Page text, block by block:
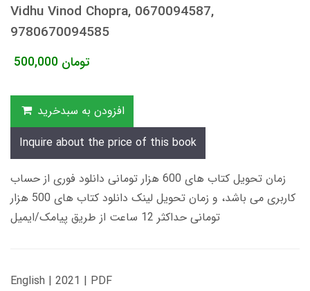
Vidhu Vinod Chopra, 0670094587,
9780670094585
500,000 تومان
افزودن به سبدخرید
Inquire about the price of this book
زمان تحویل کتاب های 600 هزار تومانی دانلود فوری از حساب
کاربری می باشد، و زمان تحویل لینک دانلود کتاب های 500 هزار
تومانی حداکثر 12 ساعت از طریق پیامک/ایمیل
English | 2021 | PDF